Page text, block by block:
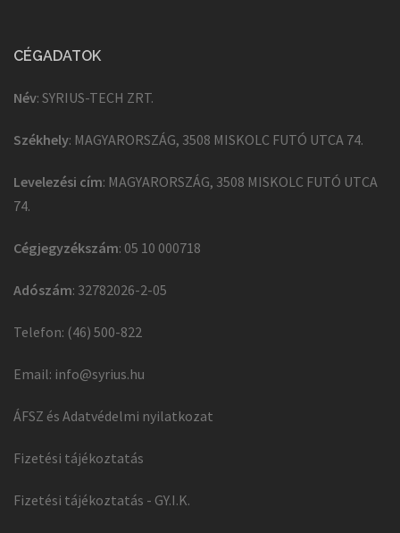
CÉGADATOK
Név: SYRIUS-TECH ZRT.
Székhely: MAGYARORSZÁG, 3508 MISKOLC FUTÓ UTCA 74.
Levelezési cím: MAGYARORSZÁG, 3508 MISKOLC FUTÓ UTCA
74.
Cégjegyzékszám: 05 10 000718
Adószám: 32782026-2-05
Telefon: (46) 500-822
Email: info@syrius.hu
ÁFSZ és Adatvédelmi nyilatkozat
Fizetési tájékoztatás
Fizetési tájékoztatás - GY.I.K.